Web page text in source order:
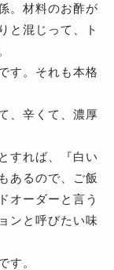
。材料のお酢が
と混じって、ト
す。それも本格
、辛くて、濃厚
すれば、『白い
あるので、ご飯
オーダーと言う
ンと呼びたい味
す。